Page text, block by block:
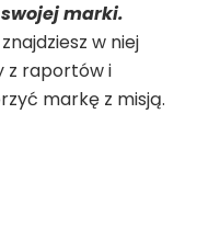
marki.
w niej
z raportów i
markę z misją.